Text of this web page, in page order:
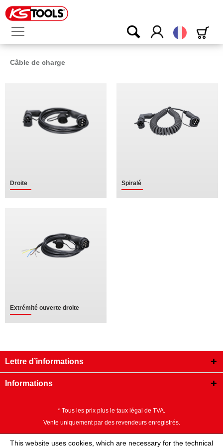
Français
Câble de charge
Droite Spiralé
Extrémité ouverte droite
Lettre d’informations
Informations
* Tous les prix plus le taux légal de TVA.
Vente uniquement par des revendeurs enregistrés.
This website uses cookies, which are necessary for the technical